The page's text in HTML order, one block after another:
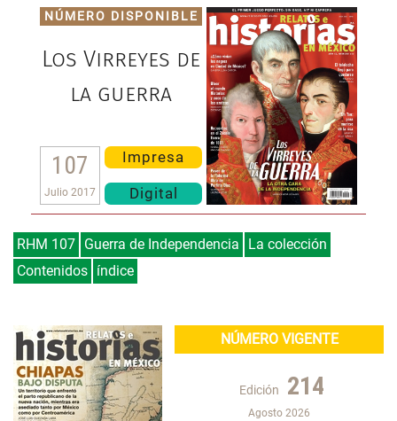
NÚMERO DISPONIBLE
Los Virreyes de
la guerra
107
Julio 2017
Impresa
Digital
RHM 107 Guerra de Independencia
La colección
Contenidos índice
NÚMERO VIGENTE
Edición 214
Agosto 2026